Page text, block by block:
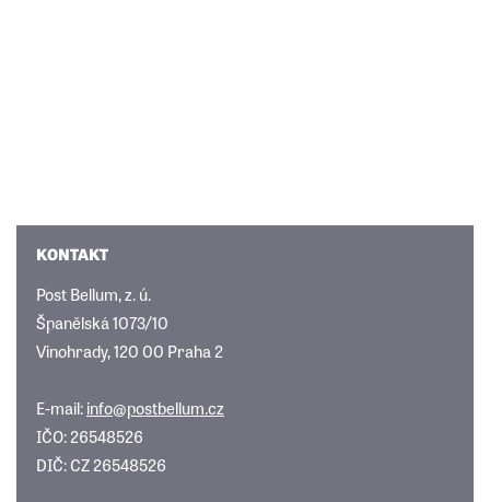
KONTAKT
Post Bellum, z. ú.
Španělská 1073/10
Vinohrady, 120 00 Praha 2
E-mail:info@postbellum.cz
IČO: 26548526
DIČ: CZ 26548526